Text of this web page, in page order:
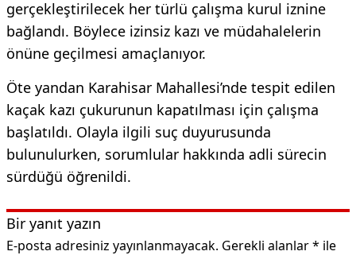
gerçekleştirilecek her türlü çalışma kurul iznine
bağlandı. Böylece izinsiz kazı ve müdahalelerin
önüne geçilmesi amaçlanıyor.
Öte yandan Karahisar Mahallesi’nde tespit edilen
kaçak kazı çukurunun kapatılması için çalışma
başlatıldı. Olayla ilgili suç duyurusunda
bulunulurken, sorumlular hakkında adli sürecin
sürdüğü öğrenildi.
Bir yanıt yazın
E-posta adresiniz yayınlanmayacak. Gerekli alanlar* ile